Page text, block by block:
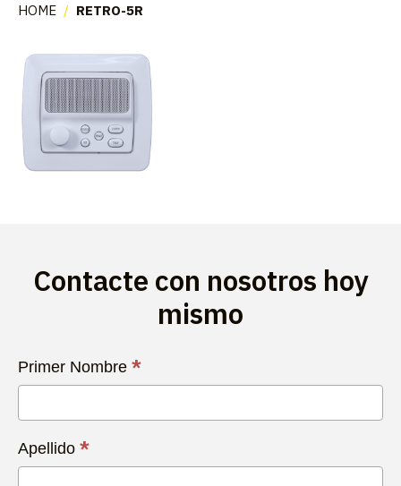
HOME / RETRO-5R
Contacte con nosotros hoy
mismo
Contacta
con
Hoy
Primer Nombre *
Apellido *